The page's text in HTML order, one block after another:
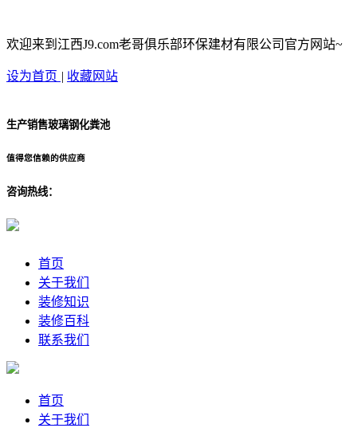
欢迎来到江西J9.com老哥俱乐部环保建材有限公司官方网站~
设为首页 | 收藏网站
生产销售玻璃钢化粪池
值得您信赖的供应商
咨询热线：
首页
关于我们
装修知识
装修百科
联系我们
首页
关于我们